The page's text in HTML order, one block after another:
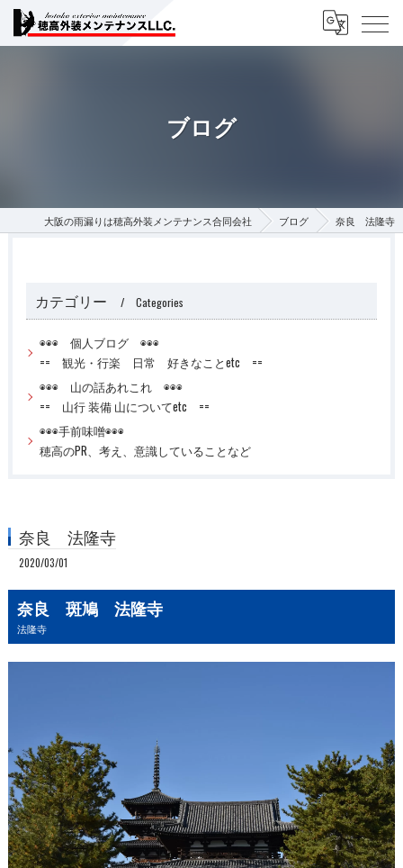
ブログ
大阪の雨漏りは穂高外装メンテナンス合同会社 ブログ 奈良 法隆寺
カテゴリー Categories
◉◉◉ 個人ブログ ◉◉◉
== 観光・行楽 日常 好きなことetc ==
◉◉◉ 山の話あれこれ ◉◉◉
== 山行 装備 山についてetc ==
◉◉◉手前味噌◉◉◉
穂高のPR、考え、意識していることなど
奈良 法隆寺
2020/03/01
奈良 斑鳩 法隆寺
法隆寺